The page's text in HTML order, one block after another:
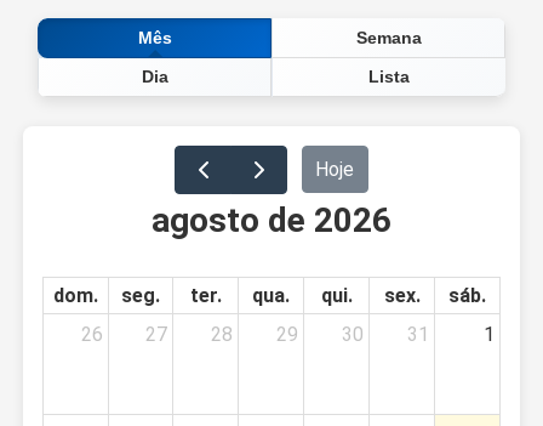
Mês Semana
Dia Lista
Hoje
agosto de 2026
dom. seg. ter. qua. qui. sex.
sáb.
26
27 28 29 30 31 1